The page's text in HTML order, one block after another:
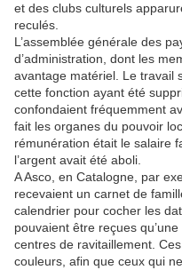
et des clubs culturels
reculés.
L’assemblée générale des
d’administration, dont les
avantage matériel. Le travail
cette fonction ayant été
confondaient fréquemment
fait les organes du pouvoir
rémunération était le salaire
l’argent avait été aboli.
A Asco, en Catalogne, par
recevaient un carnet de
calendrier pour cocher les
pouvaient être reçues
centres de ravitaillement.
couleurs, afin que ceux qui